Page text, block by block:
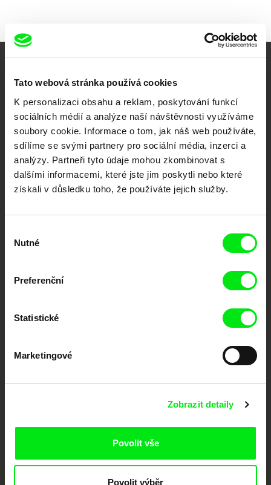
Tato webová stránka používá cookies
K personalizaci obsahu a reklam, poskytování funkcí
sociálních médií a analýze naší návštěvnosti využíváme
soubory cookie. Informace o tom, jak náš web používáte,
sdílíme se svými partnery pro sociální média, inzerci a
analýzy. Partneři tyto údaje mohou zkombinovat s
dalšími informacemi, které jste jim poskytli nebo které
získali v důsledku toho, že používáte jejich služby.
souhlasu
Nutné
Preferenční
Statistické
Marketingové
Zobrazit detaily
Povolit vše
Povolit výběr
Vaše online
dokumentární kino
Nové festivalové filmy
každý týden
Portál DAFilms.cz je výsledkem tvůrčí spolupráce 7 klíčových evropských
festivalů dokumentárního filmu sdružených do Doc Alliance. Naším cílem je
posouvat hranice dokumentárního filmu, propagovat jeho rozmanitost a